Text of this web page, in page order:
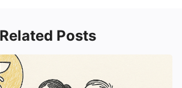
Related Posts